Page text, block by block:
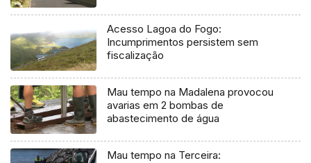
Acesso Lagoa do Fogo:
Incumprimentos persistem sem
fiscalização
Mau tempo na Madalena provocou
avarias em 2 bombas de
abastecimento de água
Mau tempo na Terceira: